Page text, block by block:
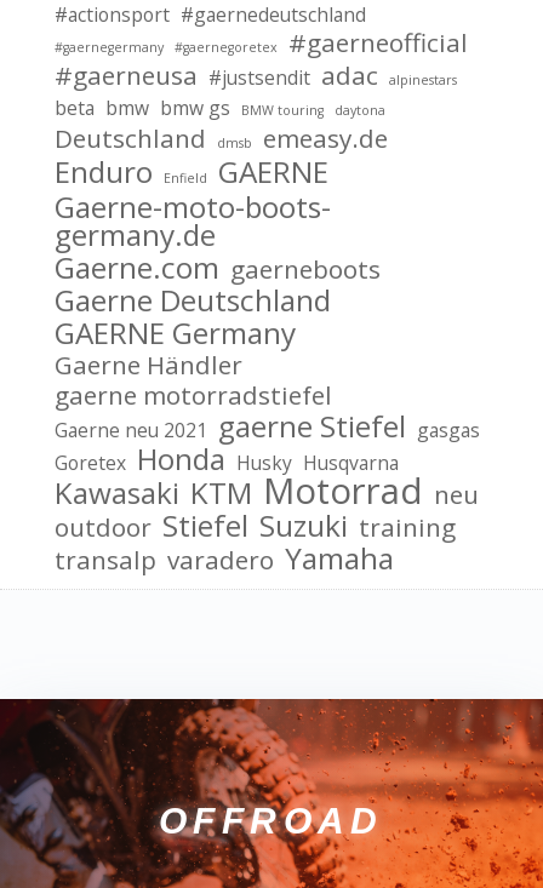
#actionsport #gaernedeutschland
#gaernegermany #gaernegoretex
#gaerneofficial
#gaerneusa #justsendit adac alpinestars
beta bmw bmw gs BMW touring daytona
Deutschland dmsb emeasy.de
Enduro Enfield
GAERNE
Gaerne-moto-boots-
germany.de
Gaerne.com gaerneboots
Gaerne Deutschland
GAERNE Germany
Gaerne Händler
gaerne motorradstiefel
Gaerne neu 2021 gaerne Stiefel gasgas
Goretex Honda Husky Husqvarna
Kawasaki KTM Motorrad neu
outdoor Stiefel Suzuki training
transalp varadero Yamaha
OFFROAD